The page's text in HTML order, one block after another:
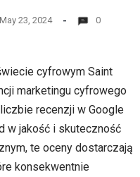
May 23, 2024 0
cyfrowym Saint
marketingu cyfrowego
recenzji w Google
w jakość i skuteczność
te oceny dostarczają
konsekwentnie